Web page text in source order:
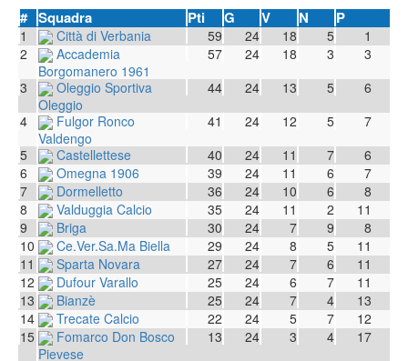
# Squadra Pti G V N P
1 Città di Verbania 59 24 18 5
1
2
Accademia
Borgomanero 1961
57 24 18 3
3
3
Oleggio Sportiva
Oleggio
44 24 13 5
6
4
Fulgor Ronco
Valdengo
41 24 12 5
7
5
Castellettese 40 24 11 7
6
6
Omegna 1906 39 24 11 6
7
7
Dormelletto 36 24 10 6
8
8
Valduggia Calcio 35 24 11 2
11
9
Briga 30 24 7 9
8
10
Ce.Ver.Sa.Ma Biella 29 24 8 5
11
11
Sparta Novara 27 24 7 6
11
12
Dufour Varallo 25 24 6 7
11
13
Bianzè 25 24 7 4
13
14
Trecate Calcio 22 24 5 7
12
15
Fomarco Don Bosco
Pievese
13 24 3 4 17